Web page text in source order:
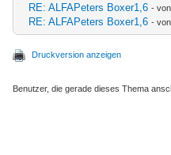
RE: ALFAPeters Boxer1,6 - von
RE: ALFAPeters Boxer1,6 - von
Druckversion anzeigen
Benutzer, die gerade dieses Thema